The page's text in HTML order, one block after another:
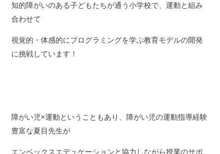
知的障がいのある子どもたちが通う小学校で、運動と組み
合わせて
視覚的・体感的にプログラミングを学ぶ教育モデルの開発
に挑戦しています！
障がい児×運動ということもあり、障がい児の運動指導経験
豊富な夏目先生が
エンベックスエデュケーションと協力しながら授業のサポ